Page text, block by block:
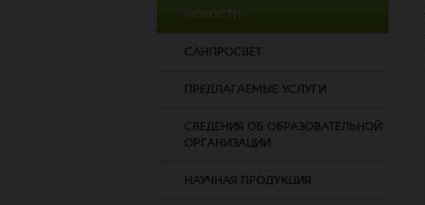
НОВОСТИ
САНПРОСВЕТ
ПРЕДЛАГАЕМЫЕ УСЛУГИ
СВЕДЕНИЯ ОБ ОБРАЗОВАТЕЛЬНОЙ
ОРГАНИЗАЦИИ
НАУЧНАЯ ПРОДУКЦИЯ